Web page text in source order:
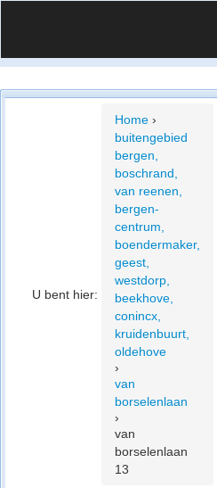
Vergelijk prijsposities - wijk
U bent hier:
Home ›
buitengebied
bergen,
boschrand,
van reenen,
bergen-
centrum,
boendermaker,
geest,
westdorp,
beekhove,
conincx,
kruidenbuurt,
oldehove
›
van
borselenlaan
›
van
borselenlaan
13